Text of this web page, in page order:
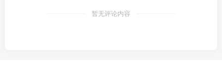
暂无评论内容